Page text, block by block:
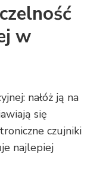
w
nałóż ją na
się
czujniki
najlepiej